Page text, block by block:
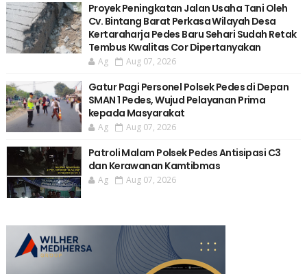
Proyek Peningkatan Jalan Usaha Tani Oleh
Cv. Bintang Barat Perkasa Wilayah Desa
Kertaraharja Pedes Baru Sehari Sudah Retak
Tembus Kwalitas Cor Dipertanyakan
Ag Aug 07, 2026
Gatur Pagi Personel Polsek Pedes di Depan
SMAN 1 Pedes, Wujud Pelayanan Prima
kepada Masyarakat
Ag Aug 07, 2026
Patroli Malam Polsek Pedes Antisipasi C3
dan Kerawanan Kamtibmas
Ag Aug 07, 2026